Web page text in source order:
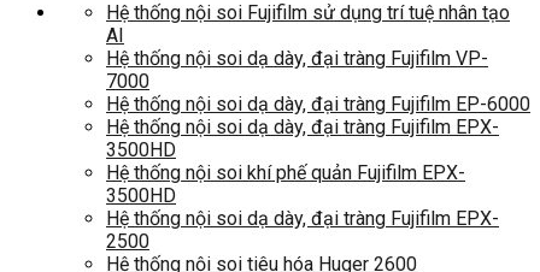
Hệ thống nội soi Fujifilm sử dụng trí tuệ nhân tạo
AI
Hệ thống nội soi dạ dày, đại tràng Fujifilm VP-
7000
Hệ thống nội soi dạ dày, đại tràng Fujifilm EP-6000
Hệ thống nội soi dạ dày, đại tràng Fujifilm EPX-
3500HD
Hệ thống nội soi khí phế quản Fujifilm EPX-
3500HD
Hệ thống nội soi dạ dày, đại tràng Fujifilm EPX-
2500
Hệ thống nội soi tiêu hóa Huger 2600